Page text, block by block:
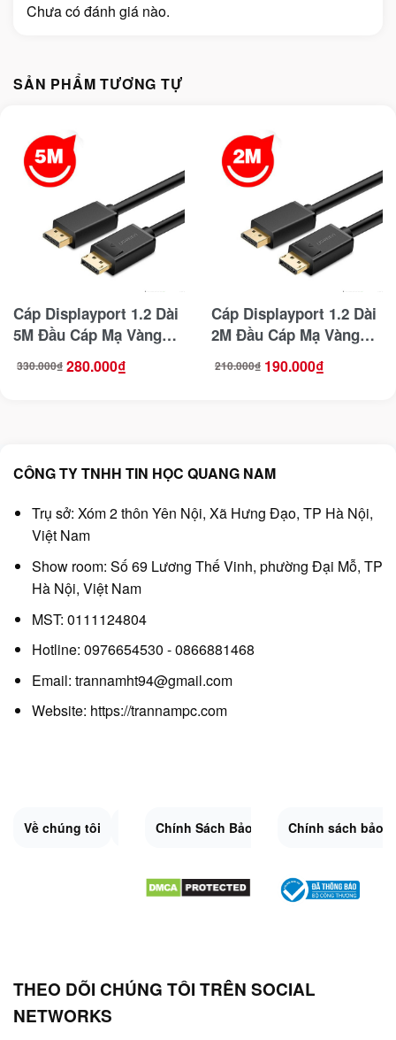
Chưa có đánh giá nào.
SẢN PHẨM TƯƠNG TỰ
Cáp Displayport 1.2 Dài
5M Đầu Cáp Mạ Vàng
330.000₫
Giá
gốc 280.000₫
Giá
hiện
Cáp Displayport 1.2 Dài
2M Đầu Cáp Mạ Vàng
210.000₫
Giá
gốc 190.000₫
Giá
hiện
CÔNG TY TNHH TIN HỌC QUANG NAM
Trụ sở: Xóm 2 thôn Yên Nội, Xã Hưng Đạo, TP Hà Nội,
Việt Nam
Show room: Số 69 Lương Thế Vinh, phường Đại Mỗ, TP
Hà Nội, Việt Nam
MST: 0111124804
Hotline: 0976654530 - 0866881468
Email: trannamht94@gmail.com
Website: https://trannampc.com
Về chúng tôi Liên Hệ Quy Định Chung Sitemap.XML
Chính Sách Bảo Mật Đổi trả và hoàn
Chính sách bảo
THEO DÕI CHÚNG TÔI TRÊN SOCIAL
NETWORKS